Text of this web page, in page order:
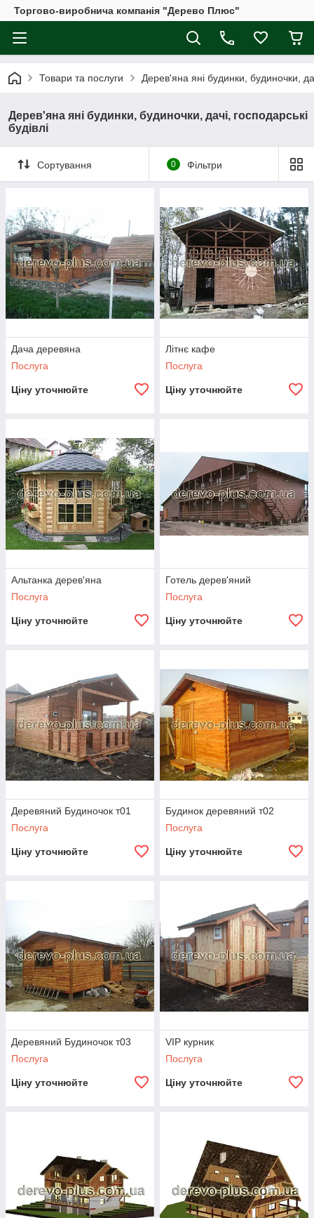
Торгово-виробнича компанія "Дерево Плюс"
Товари та послуги Дерев'яна яні будинки, будиночки,
Дерев'яна яні будинки, будиночки, дачі, господарські
будівлі
Сортування 0 Фільтри
Дача деревяна
Послуга
Ціну уточнюйте
Літнє кафе
Послуга
Ціну уточнюйте
Альтанка дерев'яна
Послуга
Ціну уточнюйте
Готель дерев'яний
Послуга
Ціну уточнюйте
Деревяний Будиночок т01
Послуга
Ціну уточнюйте
Будинок деревяний т02
Послуга
Ціну уточнюйте
Деревяний Будиночок т03
Послуга
Ціну уточнюйте
VIP курник
Послуга
Ціну уточнюйте